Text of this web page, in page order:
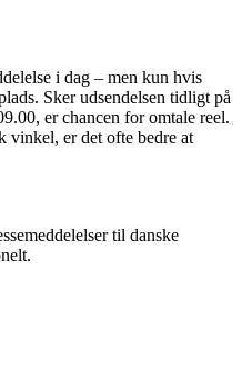
i dag – men kun hvis
Sker udsendelsen tidligt på
er chancen for omtale reel.
vinkel, er det ofte bedre at
til danske